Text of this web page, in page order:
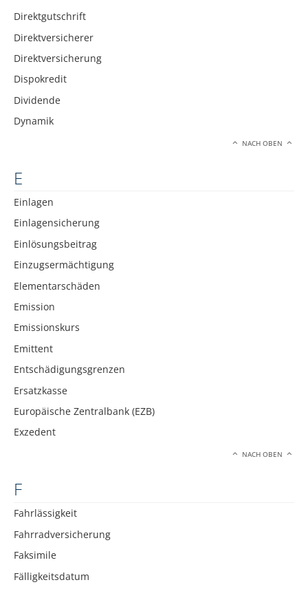
Direktgutschrift
Direktversicherer
Direktversicherung
Dispokredit
Dividende
Dynamik
NACH OBEN
E
Einlagen
Einlagensicherung
Einlösungsbeitrag
Einzugsermächtigung
Elementarschäden
Emission
Emissionskurs
Emittent
Entschädigungsgrenzen
Ersatzkasse
Europäische Zentralbank (EZB)
Exzedent
NACH OBEN
F
Fahrlässigkeit
Fahrradversicherung
Faksimile
Fälligkeitsdatum